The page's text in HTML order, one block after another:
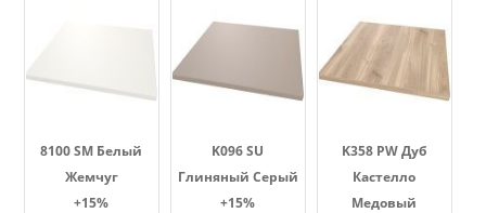
8100 SM Белый
Жемчуг
+15%
K096 SU
Глиняный Серый
+15%
K358 PW Дуб
Кастелло
Медовый